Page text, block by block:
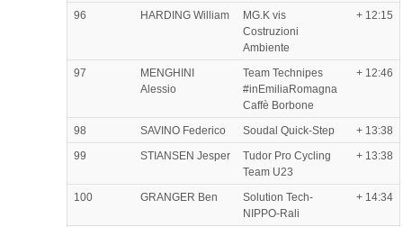
96 HARDING William
MG.K vis
Costruzioni
Ambiente
+ 12:15
97
MENGHINI
Alessio
Team Technipes
#inEmiliaRomagna
Caffè Borbone
+ 12:46
98 SAVINO Federico Soudal Quick-Step
+ 13:38
99
STIANSEN Jesper
Tudor Pro Cycling
Team U23
+ 13:38
100 GRANGER Ben
Solution Tech-
NIPPO-Rali
+ 14:34